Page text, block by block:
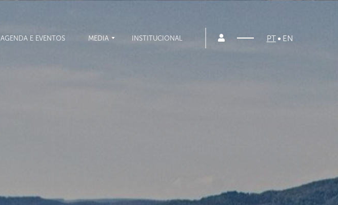
AGENDA E EVENTOS MEDIA INSTITUCIONAL PT EN